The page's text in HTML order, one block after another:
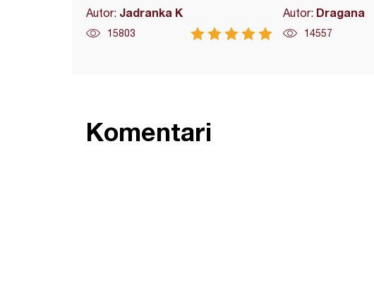
Autor: Jadranka K
15803
Autor: Dragana
14557
Komentari